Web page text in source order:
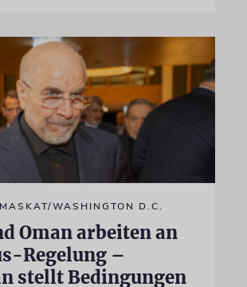
WASHINGTON D.C.
Oman arbeiten an
Regelung –
stellt Bedingungen